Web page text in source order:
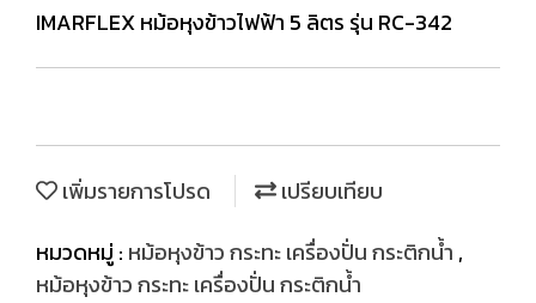
IMARFLEX หม้อหุงข้าวไฟฟ้า 5 ลิตร รุ่น RC-342
เพิ่มรายการโปรด
เปรียบเทียบ
หมวดหมู่ : หม้อหุงข้าว กระทะ เครื่องปั่น กระติกน้ำ ,
หม้อหุงข้าว กระทะ เครื่องปั่น กระติกน้ำ